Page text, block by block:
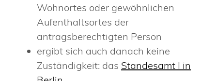
Wohnortes oder gewöhnlichen
Aufenthaltsortes der
antragsberechtigten Person
ergibt sich auch danach keine
Zuständigkeit: das Standesamt I in